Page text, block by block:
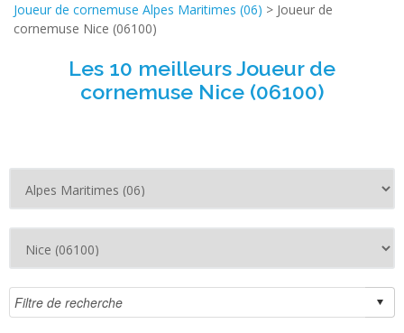
Joueur de cornemuse Alpes Maritimes (06) > Joueur de
cornemuse Nice (06100)
Les 10 meilleurs Joueur de
cornemuse Nice (06100)